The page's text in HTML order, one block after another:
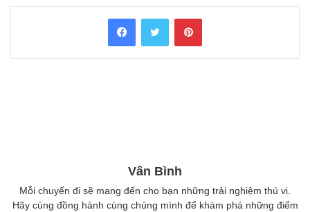
FacebookTwitter Pinterest
Vân Bình
Mỗi chuyến đi sẽ mang đến cho bạn những trải nghiệm thú vị.
Hãy cùng đồng hành cùng chúng mình để khám phá những điểm